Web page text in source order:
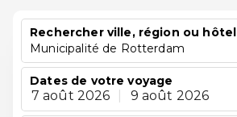
Rechercher ville, région ou hôtel
Municipalité de Rotterdam
Dates de votre voyage
7 août 2026 9 août 2026